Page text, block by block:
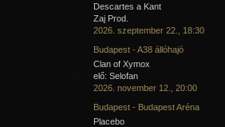
Descartes a Kant
Zaj Prod.
2026. szeptember 22., 18:30
Budapest - A38 állóhajó
Clan of Xymox
elő: Selofan
2026. november 12., 20:00
Budapest - Budapest Aréna
Placebo